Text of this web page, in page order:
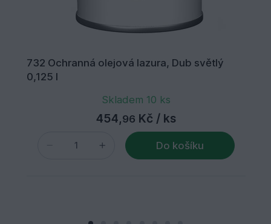
732 Ochranná olejová lazura, Dub světlý
0,125 l
Skladem 10 ks
454,96 Kč / ks
Do košíku